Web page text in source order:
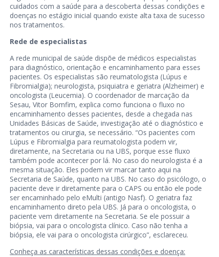
cuidados com a saúde para a descoberta dessas condições e
doenças no estágio inicial quando existe alta taxa de sucesso
nos tratamentos.
Rede de especialistas
A rede municipal de saúde dispõe de médicos especialistas
para diagnóstico, orientação e encaminhamento para esses
pacientes. Os especialistas são reumatologista (Lúpus e
Fibromialgia); neurologista, psiquiatra e geriatra (Alzheimer) e
oncologista (Leucemia). O coordenador de marcação da
Sesau, Vitor Bomfim, explica como funciona o fluxo no
encaminhamento desses pacientes, desde a chegada nas
Unidades Básicas de Saúde, investigação até o diagnóstico e
tratamentos ou cirurgia, se necessário. “Os pacientes com
Lúpus e Fibromialgia para reumatologista podem vir,
diretamente, na Secretaria ou na UBS, porque esse fluxo
também pode acontecer por lá. No caso do neurologista é a
mesma situação. Eles podem vir marcar tanto aqui na
Secretaria de Saúde, quanto na UBS. No caso do psicólogo, o
paciente deve ir diretamente para o CAPS ou então ele pode
ser encaminhado pelo eMulti (antigo Nasf). O geriatra faz
encaminhamento direto pela UBS. Já para o oncologista, o
paciente vem diretamente na Secretaria. Se ele possuir a
biópsia, vai para o oncologista clínico. Caso não tenha a
biópsia, ele vai para o oncologista cirúrgico”, esclareceu.
Conheça as características dessas condições e doença: